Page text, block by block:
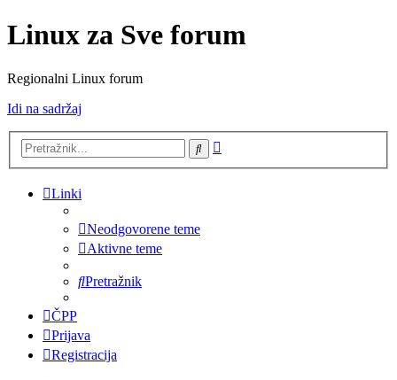
Linux za Sve forum
Regionalni Linux forum
Idi na sadržaj
Pretražnik
Linki
Neodgovorene teme
Aktivne teme
Pretražnik
ČPP
Prijava
Registracija